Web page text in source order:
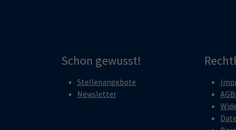
Schon gewusst!
Stellenangebote
Newsletter